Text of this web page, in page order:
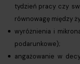
tydzień pracy czy
równowagę między
wyróżnienia i
podarunkowe);
angażowanie w